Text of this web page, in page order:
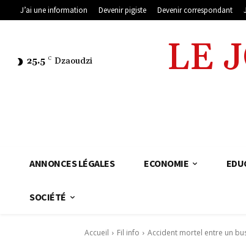
J’ai une information Devenir pigiste Devenir correspondant
25.5 C Dzaoudzi LE
ANNONCES LÉGALES ECONOMIE
SOCIÉTÉ
Accueil Fil info Accident mortel entre un